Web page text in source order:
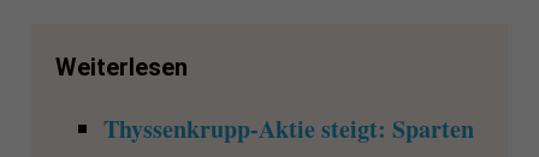
Weiterlesen
Thyssenkrupp-Aktie steigt: Sparten